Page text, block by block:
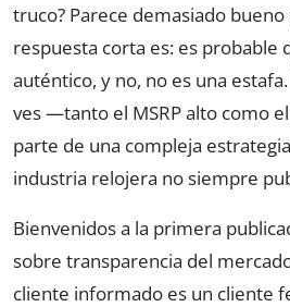
truco? Parece demasiado
respuesta corta es: es probable
auténtico, y no, no es una
ves —tanto el MSRP alto como
parte de una compleja
industria relojera no siempre
Bienvenidos a la primera
sobre transparencia del
cliente informado es un cliente